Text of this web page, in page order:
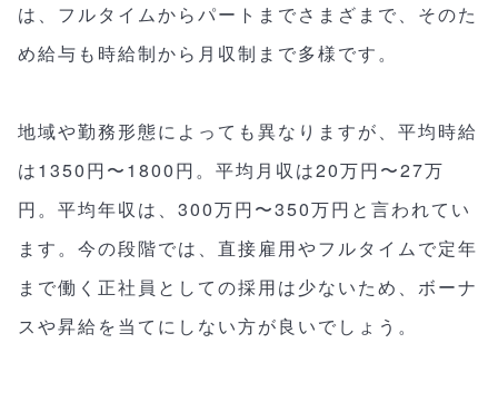
は、フルタイムからパートまでさまざまで、そのた
め給与も時給制から月収制まで多様です。
地域や勤務形態によっても異なりますが、平均時給
は1350円〜1800円。平均月収は20万円〜27万
円。平均年収は、300万円〜350万円と言われてい
ます。今の段階では、直接雇用やフルタイムで定年
まで働く正社員としての採用は少ないため、ボーナ
スや昇給を当てにしない方が良いでしょう。